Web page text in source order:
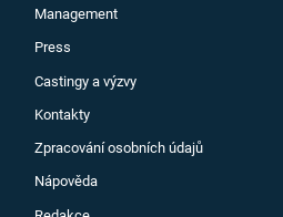
Management
Press
Castingy a výzvy
Kontakty
Zpracování osobních údajů
Nápověda